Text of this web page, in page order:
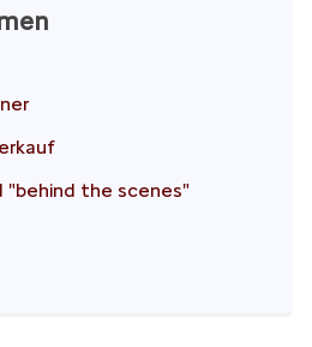
"behind the scenes"